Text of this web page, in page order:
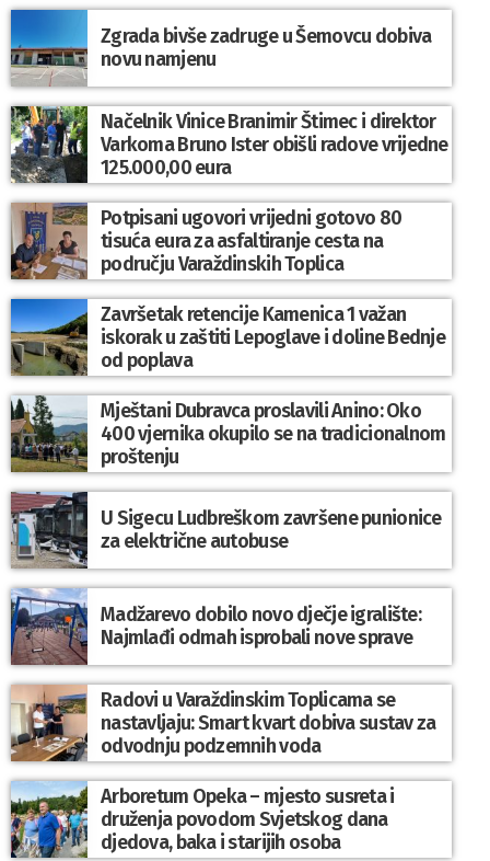
Zgrada bivše zadruge u Šemovcu dobiva
novu namjenu
Načelnik Vinice Branimir Štimec i direktor
Varkoma Bruno Ister obišli radove vrijedne
125.000,00 eura
Potpisani ugovori vrijedni gotovo 80
tisuća eura za asfaltiranje cesta na
području Varaždinskih Toplica
Završetak retencije Kamenica 1 važan
iskorak u zaštiti Lepoglave i doline Bednje
od poplava
Mještani Dubravca proslavili Anino: Oko
400 vjernika okupilo se na tradicionalnom
proštenju
U Sigecu Ludbreškom završene punionice
za električne autobuse
Madžarevo dobilo novo dječje igralište:
Najmlađi odmah isprobali nove sprave
Radovi u Varaždinskim Toplicama se
nastavljaju: Smart kvart dobiva sustav za
odvodnju podzemnih voda
Arboretum Opeka – mjesto susreta i
druženja povodom Svjetskog dana
djedova, baka i starijih osoba